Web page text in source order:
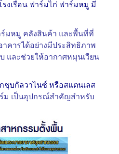
งเรือน ฟาร์มไก่ ฟาร์มหมู มี
ร์มหมู คลังสินค้า และพื้นที่ที่
คารได้อย่างมีประสิทธิภาพ
และช่วยให้อากาศหมุนเวียน
ชุบกัลวาไนซ์ หรือสแตนเลส
ม เป็นอุปกรณ์สำคัญสำหรับ